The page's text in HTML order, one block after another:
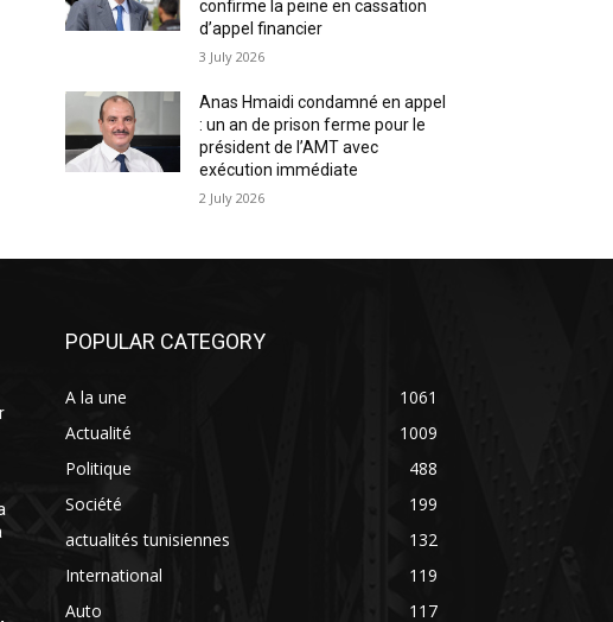
confirme la peine en cassation
d’appel financier
3 July 2026
Anas Hmaidi condamné en appel
: un an de prison ferme pour le
président de l’AMT avec
exécution immédiate
2 July 2026
POPULAR CATEGORY
A la une
1061
Actualité
1009
Politique
488
Société
199
actualités tunisiennes
132
International
119
Auto
117